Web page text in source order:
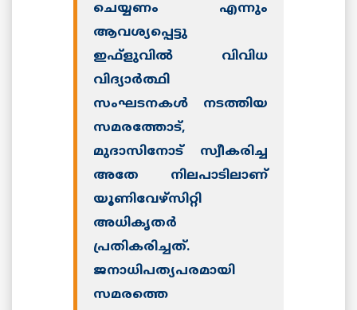
ചെയ്യണം എന്നും
ആവശ്യപ്പെട്ടു
ഇഫ്ളുവില്‍ വിവിധ
വിദ്യാര്‍ത്ഥി
സംഘടനകള്‍ നടത്തിയ
സമരത്തോട്,
മുദാസിനോട് സ്വീകരിച്ച
അതേ നിലപാടിലാണ്
യൂണിവേഴ്സിറ്റി
അധികൃതര്‍
പ്രതികരിച്ചത്.
ജനാധിപത്യപരമായി
സമരത്തെ